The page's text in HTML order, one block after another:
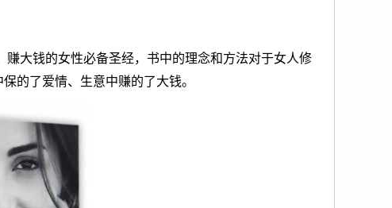
赚大钱的女性必备圣经，书中的理念和方法对于女人修
的了爱情、生意中赚的了大钱。